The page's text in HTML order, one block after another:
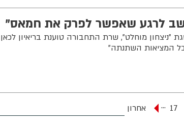
לרגע שאפשר לפרק את חמאס"
"ניצחון מוחלט", שרת התחבורה טוענת בריאיון לכאן
17
... אחרון